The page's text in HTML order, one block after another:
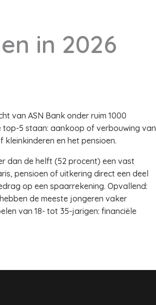
in 2026
van ASN Bank onder ruim 1000
top-5 staan: aankoop of verbouwing van
en het pensioen.
dan de helft (52 procent) een vast
pensioen of uitkering direct een deel
op een spaarrekening. Opvallend:
de meeste jongeren vaker
van 18- tot 35-jarigen: financiële